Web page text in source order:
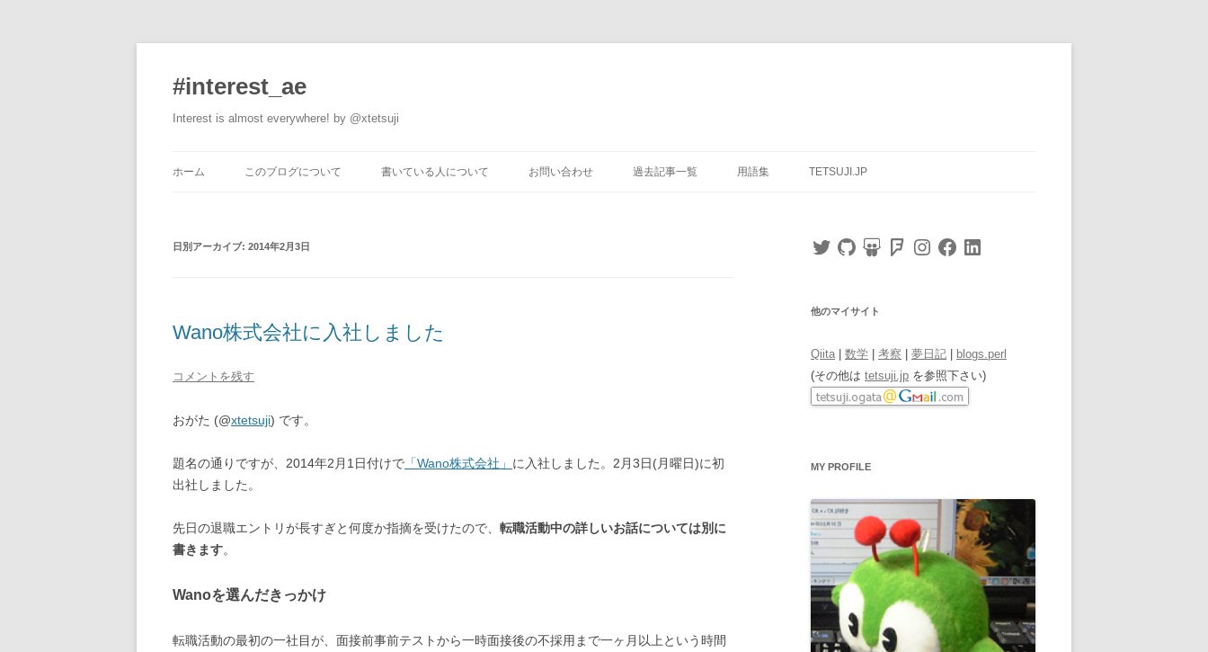
#interest_ae
Interest is almost everywhere! by @xtetsuji
ホーム このブログについて 書いている人について お問い合わせ 過去記事一覧 用語集 TETSUJI.JP
日別アーカイブ: 2014年2月3日
Wano株式会社に入社しました
コメントを残す
おがた (@xtetsuji) です。
題名の通りですが、2014年2月1日付けで 「Wano株式会社」 に入社しました。2月3日(月曜日)に初
出社しました。
先日の退職エントリが長すぎと何度か指摘を受けたので、 転職活動中の詳しいお話については別に
書きます。
Wanoを選んだきっかけ
転職活動の最初の一社目が、面接前事前テストから一時面接後の不採用まで一ヶ月以上という時間
TwitterGitHubSlideShareFoursquare
InstagramFacebookLinkedIn
他のマイサイト
Qiita 数学 考察 夢日記
blogs.perl
(その他は tetsuji.jp を参照下さい)
MY PROFILE